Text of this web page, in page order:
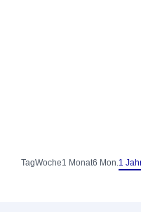
TagWoche1 Monat6 Mon.1